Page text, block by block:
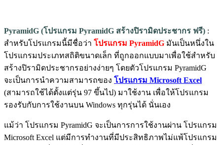
PyramidG (โปรแกรม PyramidG สร้างปิรามิดประชากร ฟรี) :
สำหรับโปรแกรมนี้มีชื่อว่า โปรแกรม PyramidG มันเป็นหนึ่งใน
โปรแกรมประเภทสถิติขนาดเล็ก ที่ถูกออกแบบมาเพื่อใช้สำหรับ
สร้างปิรามิดประชากรอย่างง่ายๆ โดยตัวโปรแกรม PyramidG
จะเป็นการนำความสามารถของ โปรแกรม Microsoft Excel
(สามารถใช้ได้ตั้งแต่รุ่น 97 ขึ้นไป) มาใช้งาน เพื่อให้โปรแกรม
รองรับกับการใช้งานบน Windows ทุกรุ่นได้ นั่นเอง
แม้ว่า โปรแกรม PyramidG จะเป็นการการใช้งานผ่าน โปรแกรม
Microsoft Excel แต่มีการทำงานที่มีประสิทธิภาพไม่แพ้โปรแกรม